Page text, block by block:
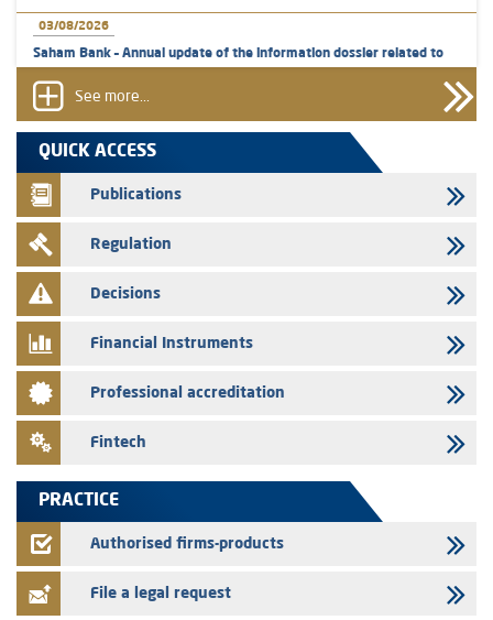
03/08/2026
Saham Bank – Annual update of the information dossier related to
31/07/2026
VEOLIA ENVIRONNEMENT - The AMMC approves the definitive
prospectus related to shares issuances offered exclusively to the
group employees
29/07/2026
WAFABAIL – Annual update of the information dossier related to the
finance company bills program
29/07/2026
28/07/2026
Med Paper - Crossing of shareholding threshold of 5%
Saham Leasing – Annual update of the information dossier related to
Jaida – Annual update of the information dossier related to the
See more...
QUICK ACCESS
Publications
Regulation
Decisions
Financial Instruments
Professional accreditation
Fintech
PRACTICE
Authorised firms-products
File a legal request